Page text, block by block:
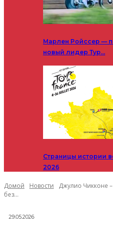
Марлен Ройссер —
новый лидер Тур…
Страницы истории
2026
Домой Новости
Джулио Чикконе
без...
29.05.2026